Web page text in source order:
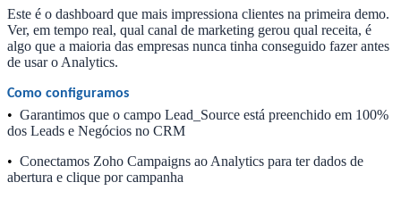
Este é o dashboard que mais impressiona clientes na primeira demo.
Ver, em tempo real, qual canal de marketing gerou qual receita, é
algo que a maioria das empresas nunca tinha conseguido fazer antes
de usar o Analytics.
Como configuramos
• Garantimos que o campo Lead_Source está preenchido em 100%
dos Leads e Negócios no CRM
• Conectamos Zoho Campaigns ao Analytics para ter dados de
abertura e clique por campanha